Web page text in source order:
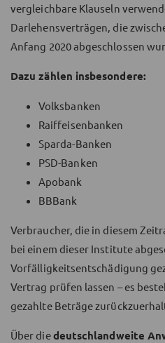
vergleichbare Klauseln
Darlehensverträgen, die
Anfang 2020 abgeschlossen
Dazu zählen insbesondere:
Volksbanken
Raiffeisenbanken
Sparda-Banken
PSD-Banken
Apobank
BBBank
Verbraucher, die in diesem
bei einem dieser Institute
Vorfälligkeitsentschädigung
Vertrag prüfen lassen – es
gezahlte Beträge
Über diedeutschlandweite